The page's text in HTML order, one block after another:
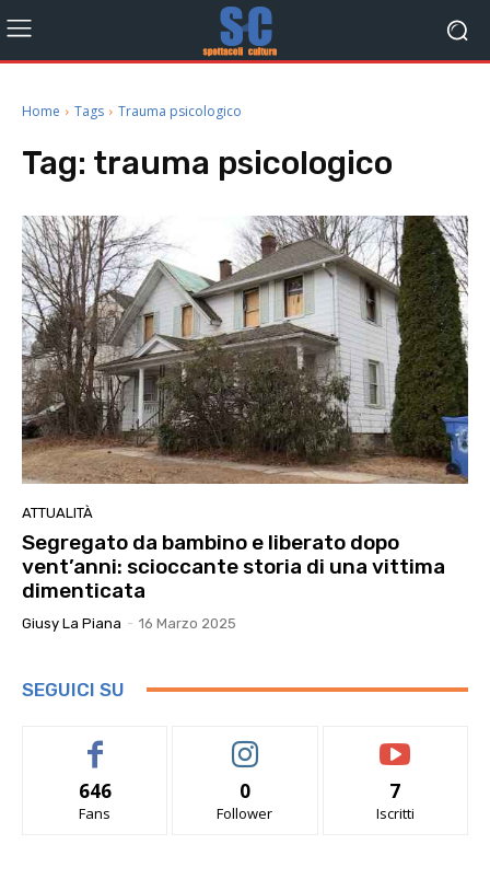
Home Tags Trauma psicologico
Tag: trauma psicologico
ATTUALITÀ
Segregato da bambino e liberato dopo
vent’anni: scioccante storia di una vittima
dimenticata
Giusy La Piana - 16 Marzo 2025
SEGUICI SU
646
Fans
0
Follower
7
Iscritti